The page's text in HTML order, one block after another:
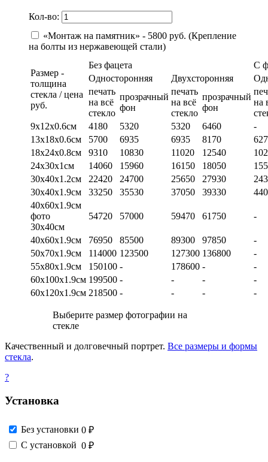
Кол-во:
«Монтаж на памятник» - 5800 руб. (Крепление
на болты из нержавеющей стали)
Размер -
толщина
стекла / цена
руб.
Без фацета
С
Односторонняя
Двухсторонняя
печать
на всё
стекло
прозрачный
фон
печать
на всё
стекло
прозрачный
фон
на
9х12х0.6см
4180 5320 5320 6460
-
13х18х0.6см
5700 6935 6935 8170
18х24х0.8см
9310 10830 11020 12540
24х30х1см
14060 15960 16150 18050
30х40х1.2см
22420 24700 25650 27930
30х40х1.9см
33250 35530 37050 39330
40х60х1.9см
фото
30х40см
54720 57000 59470 61750 -
40х60х1.9см 76950 85500 89300 97850
-
50х70х1.9см
114000 123500 127300 136800
-
55х80х1.9см
150100 - 178600 -
-
60х100х1.9см 199500 - - -
-
60х120х1.9см 218500 - - - -
Выберите размер фотографии на
стекле
Качественный и долговечный портрет. Все размеры и формы
стекла.
?
Установка
Без установки 0 ₽
С установкой 0 ₽